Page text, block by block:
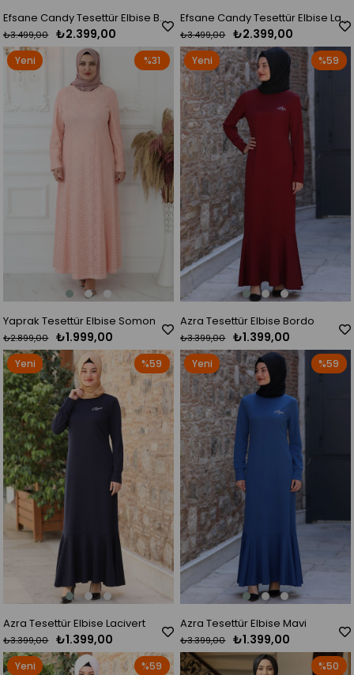
Efsane Candy Tesettür Elbise Bordo
₺2.399,00
₺3.499,00
Efsane Candy Tesettür Elbise Lacivert
₺2.399,00
₺3.499,00
Yaprak Tesettür Elbise Somon
₺1.999,00
₺2.899,00
%31
Yeni
Azra Tesettür Elbise Bordo
₺1.399,00
₺3.399,00
%59
Yeni
Ürün
Azra Tesettür Elbise Lacivert
₺1.399,00
₺3.399,00
%59
Yeni
Ürün
Azra Tesettür Elbise Mavi
₺1.399,00
₺3.399,00
%59
Yeni
Ürün
%59
Yeni
%50